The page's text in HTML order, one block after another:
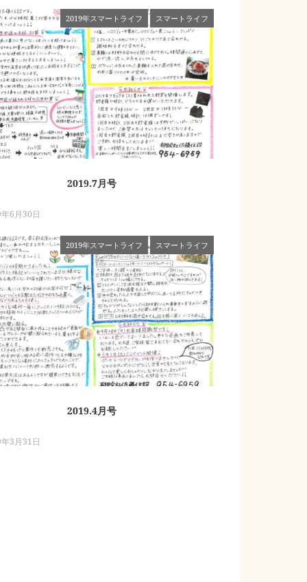
2019年スマートライフ スマートライフ
2019.7月号
6月30日
2019年スマートライフ スマートライフ
2019.4月号
3月31日